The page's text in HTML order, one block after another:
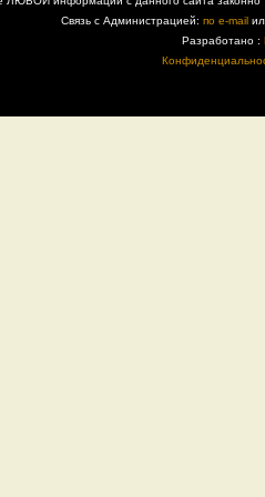
Связь с Администрацией: по e-mail
Разработано :